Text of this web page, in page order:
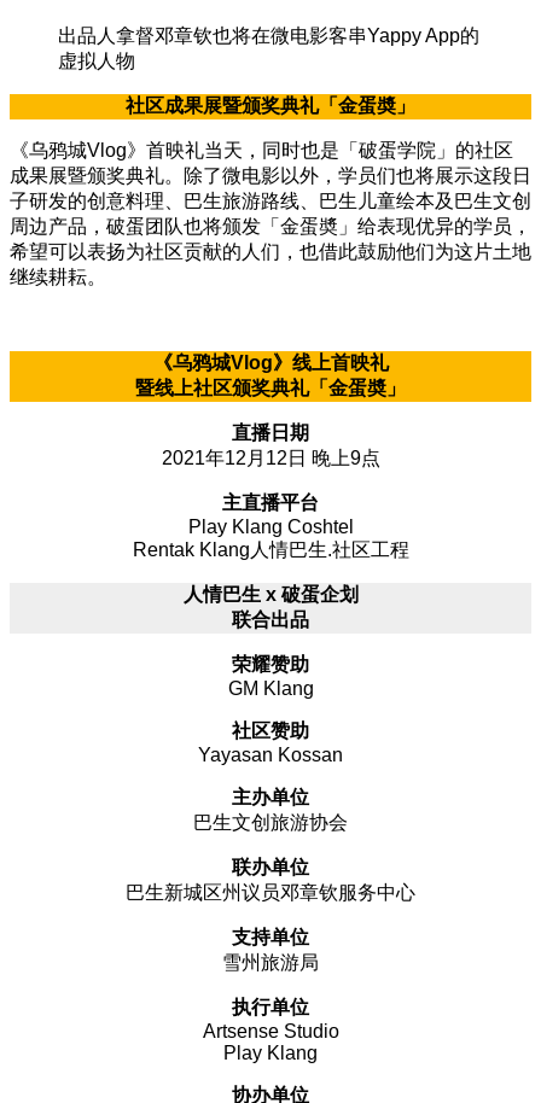
出品人拿督邓章钦也将在微电影客串Yappy App的
虚拟人物
社区成果展暨颁奖典礼「金蛋奬」
《乌鸦城Vlog》首映礼当天，同时也是「破蛋学院」的社区
成果展暨颁奖典礼。除了微电影以外，学员们也将展示这段日
子研发的创意料理、巴生旅游路线、巴生儿童绘本及巴生文创
周边产品，破蛋团队也将颁发「金蛋奬」给表现优异的学员，
希望可以表扬为社区贡献的人们，也借此鼓励他们为这片土地
继续耕耘。
《乌鸦城Vlog》线上首映礼
暨线上社区颁奖典礼「金蛋奬」
直播日期
2021年12月12日 晚上9点
主直播平台
Play Klang Coshtel
Rentak Klang人情巴生.社区工程
人情巴生 x 破蛋企划
联合出品
荣耀赞助
GM Klang
社区赞助
Yayasan Kossan
主办单位
巴生文创旅游协会
联办单位
巴生新城区州议员邓章钦服务中心
支持单位
雪州旅游局
执行单位
Artsense Studio
Play Klang
协办单位